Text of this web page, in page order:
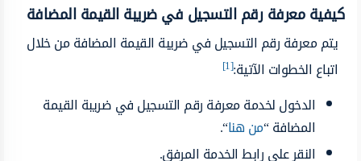
كيفية معرفة رقم التسجيل في ضريبة القيمة المضافة
يتم معرفة رقم التسجيل في ضريبة القيمة المضافة من خلال
اتباع الخطوات الآتية:[1]
الدخول لخدمة معرفة رقم التسجيل في ضريبة القيمة
المضافة “من هنا“.
النقر على رابط الخدمة المرفق.